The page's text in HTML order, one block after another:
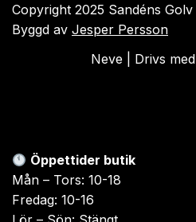
Copyright 2025 Sandéns Golv
Byggd av Jesper Persson
Neve | Drivs med
Öppettider butik
Mån – Tors: 10-18
Fredag: 10-16